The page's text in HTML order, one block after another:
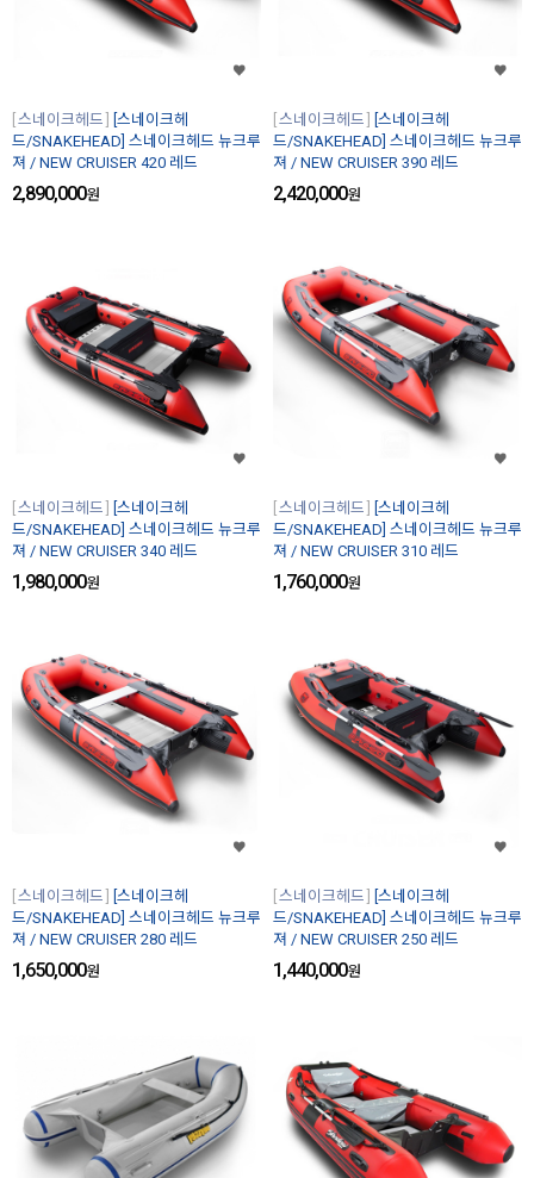
스네이크헤드
[스네이크헤
드/SNAKEHEAD] 스네이크헤드 뉴크루
져 / NEW CRUISER 420 레드
2,890,000원
스네이크헤드
[스네이크헤
드/SNAKEHEAD] 스네이크헤드 뉴크루
져 / NEW CRUISER 390 레드
2,420,000원
스네이크헤드
[스네이크헤
드/SNAKEHEAD] 스네이크헤드 뉴크루
져 / NEW CRUISER 340 레드
1,980,000원
스네이크헤드
[스네이크헤
드/SNAKEHEAD] 스네이크헤드 뉴크루
져 / NEW CRUISER 310 레드
1,760,000원
스네이크헤드
[스네이크헤
드/SNAKEHEAD] 스네이크헤드 뉴크루
져 / NEW CRUISER 280 레드
1,650,000원
스네이크헤드
[스네이크헤
드/SNAKEHEAD] 스네이크헤드 뉴크루
져 / NEW CRUISER 250 레드
1,440,000원